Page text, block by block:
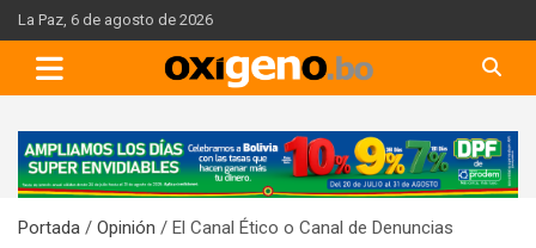
Skip
to
content
La Paz, 6 de agosto de 2026
A
d
e
Portada Opinión El Canal Ético o Canal de Denuncias